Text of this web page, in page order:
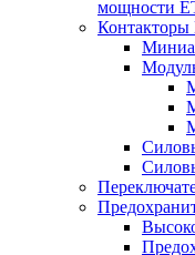
мощности
Контакторы